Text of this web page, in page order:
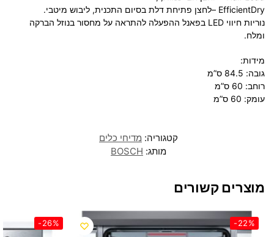
EfficientDry –לחצן פתיחת דלת בסיום התכנית, ליבוש מיטבי.
נוריות חיווי LED בפאנל ההפעלה להתראה על מחסור בנוזל הברקה
ומלח.
מידות:
גובה: 84.5 ס”מ
רוחב: 60 ס”מ
עומק: 60 ס”מ
קטגוריה: מדיחי כלים
מותג: BOSCH
מוצרים קשורים
-22%
-26%